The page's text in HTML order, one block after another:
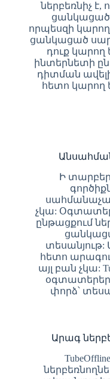
ներբեռնիչ է,
ցանկացած
որպեսզի
ցանկացած
դուք
ինտերնետի
դիտման
հետո կարող
Ի
չկա:
ընթացքում
տեսանյութ:
հետո
այլ բան չկա:
փորձ՝
Արագ